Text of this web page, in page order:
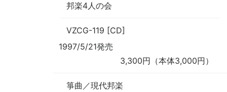
邦楽4人の会
VZCG-119 [CD]
1997/5/21発売
3,300円（本体3,000円）
箏曲／現代邦楽